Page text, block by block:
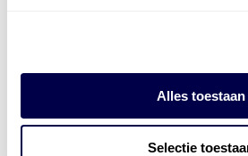
Alles toestaan
Selectie
bestaat uitvier